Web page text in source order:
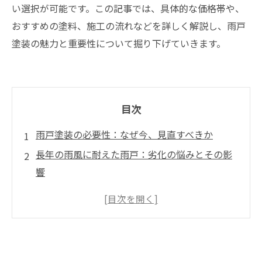
い選択が可能です。この記事では、具体的な価格帯や、
おすすめの塗料、施工の流れなどを詳しく解説し、雨戸
塗装の魅力と重要性について掘り下げていきます。
目次
雨戸塗装の必要性：なぜ今、見直すべきか
長年の雨風に耐えた雨戸：劣化の悩みとその影
響
快適な暮らしを守るために：雨戸塗装の魅力と